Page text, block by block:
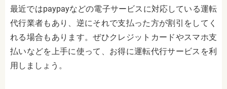
最近ではpaypayなどの電子サービスに対応している運転
代行業者もあり、逆にそれで支払った方が割引をしてく
れる場合もあります。ぜひクレジットカードやスマホ支
払いなどを上手に使って、お得に運転代行サービスを利
用しましょう。